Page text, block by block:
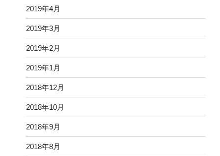
2019年4月
2019年3月
2019年2月
2019年1月
2018年12月
2018年10月
2018年9月
2018年8月